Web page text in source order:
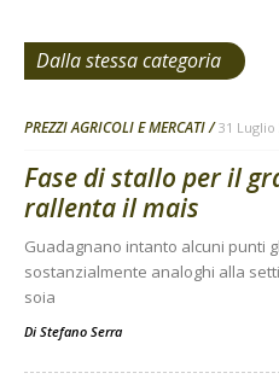
Dalla stessa categoria
PREZZI AGRICOLI E MERCATI 31 Luglio
Fase di stallo per il
rallenta il mais
Guadagnano intanto alcuni punti
sostanzialmente analoghi alla
soia
Di Stefano Serra